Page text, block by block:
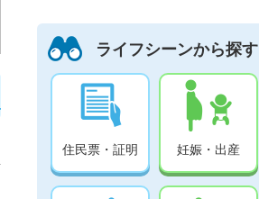
ライフシーンから探す
住民票・証明 妊娠・出産